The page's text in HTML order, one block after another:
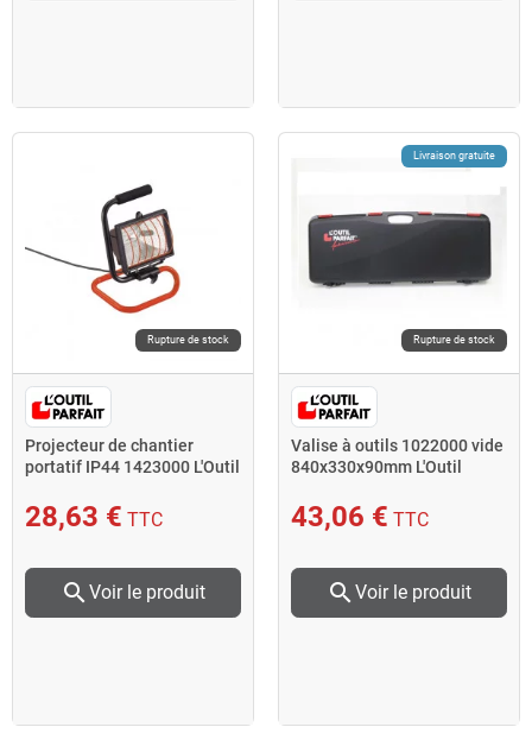
Rupture de stock
Projecteur de chantier
portatif IP44 1423000 L'Outil
28,63 € TTC
search Voir le produit
Livraison gratuite
Rupture de stock
Valise à outils 1022000 vide
840x330x90mm L'Outil
43,06 € TTC
search Voir le produit